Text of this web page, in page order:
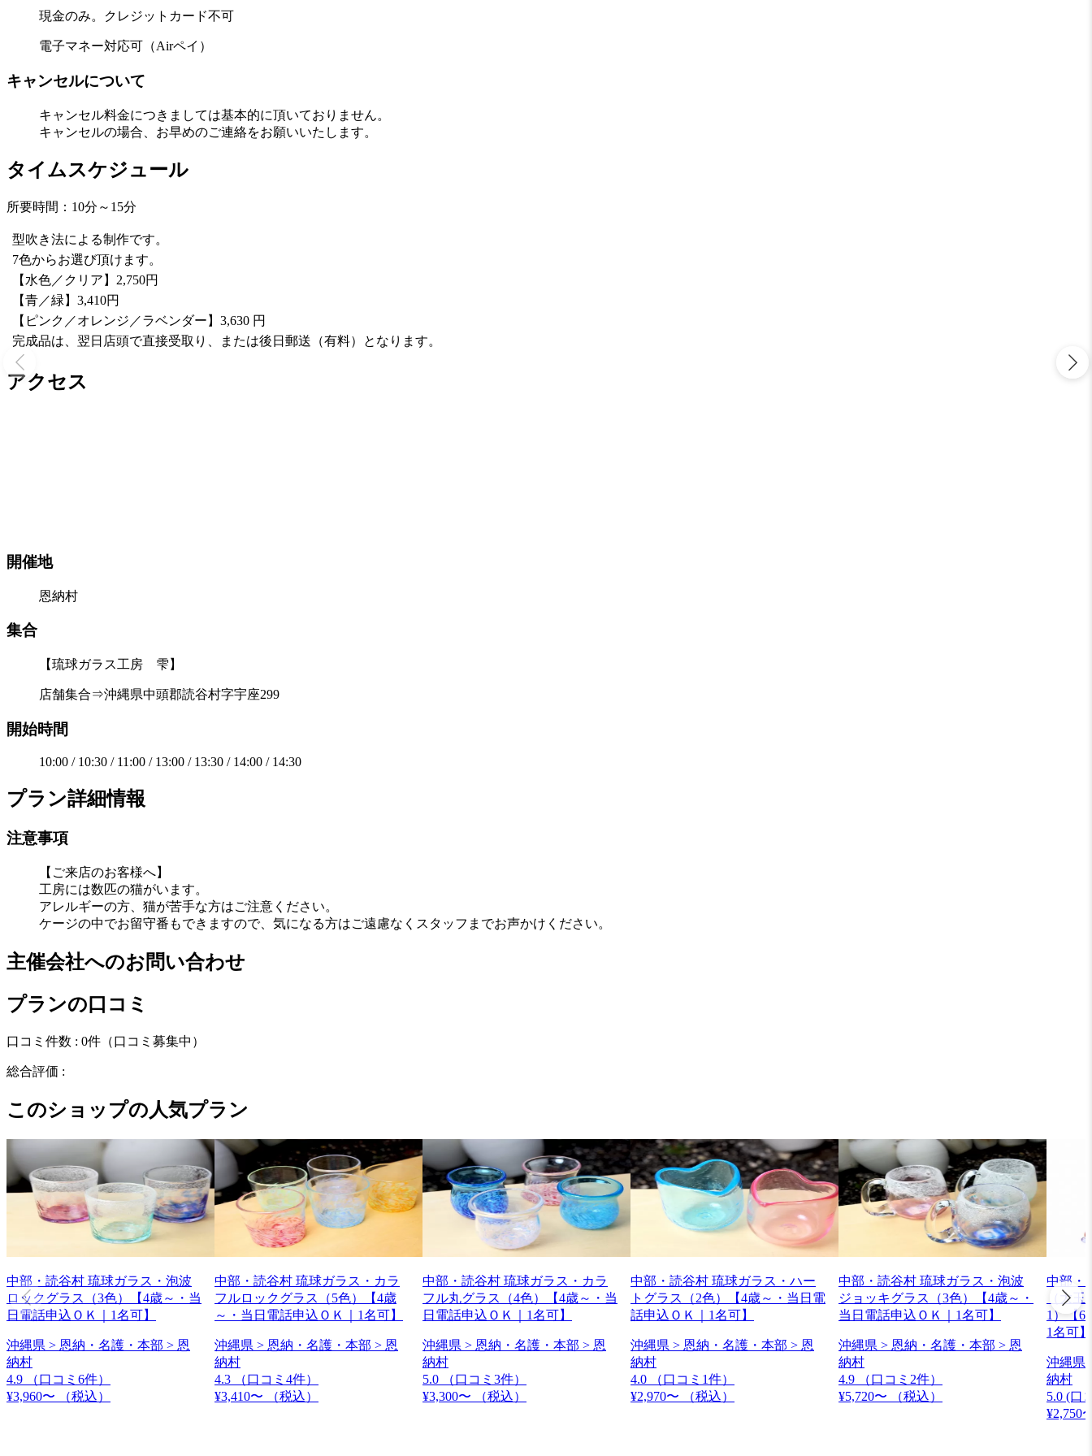
現金のみ。クレジットカード不可
電子マネー対応可（Airペイ）
キャンセルについて
キャンセル料金につきましては基本的に頂いておりません。
キャンセルの場合、お早めのご連絡をお願いいたします。
タイムスケジュール
所要時間：10分～15分
型吹き法による制作です。
7色からお選び頂けます。
【水色／クリア】2,750円
【青／緑】3,410円
【ピンク／オレンジ／ラベンダー】3,630 円
完成品は、翌日店頭で直接受取り、または後日郵送（有料）となります。
アクセス
開催地
恩納村
集合
【琉球ガラス工房 雫】
店舗集合⇒沖縄県中頭郡読谷村字宇座299
開始時間
10:00 / 10:30 / 11:00 / 13:00 / 13:30 / 14:00 / 14:30
プラン詳細情報
注意事項
【ご来店のお客様へ】
工房には数匹の猫がいます。
アレルギーの方、猫が苦手な方はご注意ください。
ケージの中でお留守番もできますので、気になる方はご遠慮なくスタッフまでお声かけください。
主催会社へのお問い合わせ
プランの口コミ
口コミ件数 : 0件 （口コミ募集中）
総合評価 :
このショップの人気プラン
中部・読谷村 琉球ガラス・泡波
ロックグラス（3色）【4歳～・当
日電話申込ＯＫ｜1名可】
沖縄県 > 恩納・名護・本部 > 恩
納村
4.9
（口コミ6件）
¥3,960〜
（税込）
中部・読谷村 琉球ガラス・カラ
フルロックグラス（5色）【4歳
～・当日電話申込ＯＫ｜1名可】
沖縄県 > 恩納・名護・本部 > 恩
納村
4.3
（口コミ4件）
¥3,410〜
（税込）
中部・読谷村 琉球ガラス・カラ
フル丸グラス（4色）【4歳～・当
日電話申込ＯＫ｜1名可】
沖縄県 > 恩納・名護・本部 > 恩
納村
5.0
（口コミ3件）
¥3,300〜
（税込）
中部・読谷村 琉球ガラス・ハー
トグラス（2色）【4歳～・当日電
話申込ＯＫ｜1名可】
沖縄県 > 恩納・名護・本部 > 恩
納村
4.0
（口コミ1件）
¥2,970〜
（税込）
中部・読谷村 琉球ガラス・泡波
ジョッキグラス（3色）【4歳～・
当日電話申込ＯＫ｜1名可】
沖縄県 > 恩納・名護・本部 > 恩
納村
4.9
（口コミ2件）
¥5,720〜
（税込）
中部・
（大
1）【6
1名可】
沖縄県
納村
5.0 (口
¥2,750